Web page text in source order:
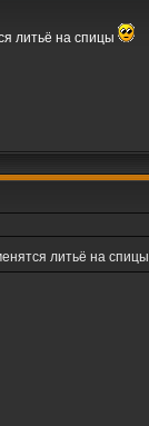
литьё на спицы
литьё на спицы